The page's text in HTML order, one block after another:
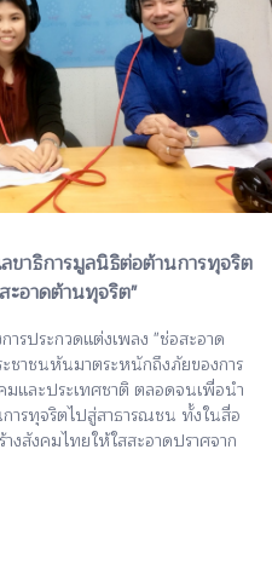
ขาธิการมูลนิธิต่อต้านการทุจริต
ะอาดต้านทุจริต"
ประกวดแต่งเพลง "ช่อสะอาด
ชาชนหันมาตระหนักถึงภัยของการ
และประเทศชาติ ตลอดจนเพื่อนำ
ารทุจริตไปสู่สาธารณชน ทั้งในสื่อ
สังคมไทยให้ใสสะอาดปราศจาก